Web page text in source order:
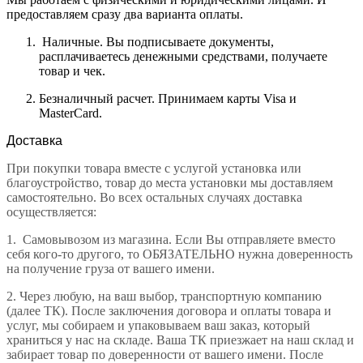
предоставляем сразу два варианта оплаты.
Наличные. Вы подписываете документы,
расплачиваетесь денежными средствами, получаете
товар и чек.
Безналичный расчет. Принимаем карты Visa и
MasterCard.
Доставка
При покупки товара вместе с услугой установка или
благоустройство, товар до места установки мы доставляем
самостоятельно. Во всех остальных случаях доставка
осуществляется:
1. Самовывозом из магазина. Если Вы отправляете вместо
себя кого-то другого, то ОБЯЗАТЕЛЬНО нужна доверенность
на получение груза от вашего имени.
2. Через любую, на ваш выбор, транспортную компанию
(далее ТК). После заключения договора и оплаты товара и
услуг, мы собираем и упаковываем ваш заказ, который
храниться у нас на складе. Ваша ТК приезжает на наш склад и
забирает товар по доверенности от вашего имени. После